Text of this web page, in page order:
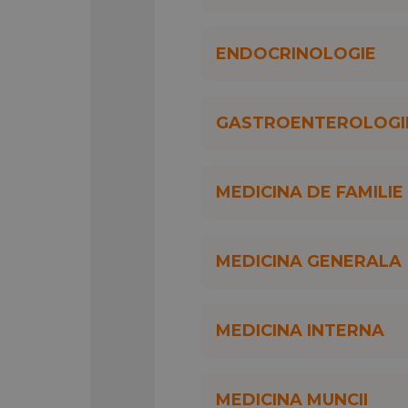
ENDOCRINOLOGIE
MEDICINA DE FAMILIE
MEDICINA GENERALA
MEDICINA INTERNA
MEDICINA MUNCII